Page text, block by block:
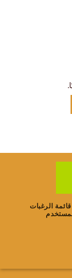
قائمة الرغبات